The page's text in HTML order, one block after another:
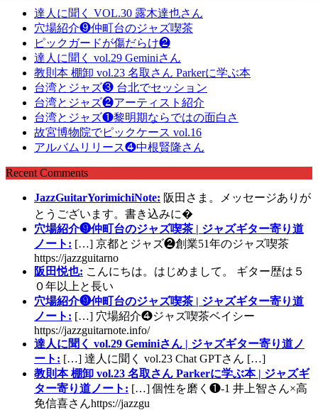
達人に聞く VOL.30 露木達也さん
穴場紹介❾仲町台のジャズ喫茶
ピックガードが傷だらけ❷
達人に聞く vol.29 Geminiさん
教則本 棚卸 vol.23 名取さん Parkerに学ぶ本
台湾とジャズ❸ 台北でセッション
台湾とジャズ❷アーティスト紹介
台湾とジャズ❶黎明期ならではの面白さ
故宮博物院でピックケース vol.16
アルバムリリース❹中根賢隆さん
Recent Comments
JazzGuitarYorimichiNote: 阪田さま。メッセージありが
とうございます。書き込みに�
穴場紹介❾仲町台のジャズ喫茶 | ジャズギター寄り道
ノート: […] 京都とジャズ❷創業51年のジャズ喫茶
https://jazzguitarno
阪田悦也: こんにちは。はじめまして。 ギター歴は５
０年以上と長い
穴場紹介❾仲町台のジャズ喫茶 | ジャズギター寄り道
ノート: […] 穴場紹介❹ジャズ喫茶ベイシー
https://jazzguitarnote.info/
達人に聞く vol.29 Geminiさん | ジャズギター寄り道ノ
ート: […] 達人に聞く vol.23 Chat GPTさん […]
教則本 棚卸 vol.23 名取さん Parkerに学ぶ本 | ジャズギ
ター寄り道ノート: […] 個性を磨く❶-1 井上智さん×高
免信喜さんhttps://jazzgu